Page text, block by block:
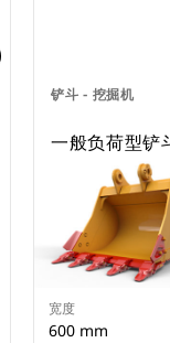
铲斗 - 挖掘机
一般负荷型
宽度
600 mm